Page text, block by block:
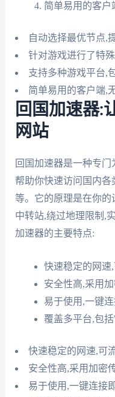
简单易用的客户
自动选择最优节点,
针对游戏进行了特
支持多种游戏平台,
简单易用的客户端,
回国加速器:
网站
回国加速器是一种专
帮助你快速访问国内各
等。它的原理是在你
中转站,绕过地理限制,
加速器的主要特点:
快速稳定的网速
安全性高,采用
易于使用,一键
覆盖多平台,包括
快速稳定的网速,可
安全性高,采用加密
易于使用,一键连接